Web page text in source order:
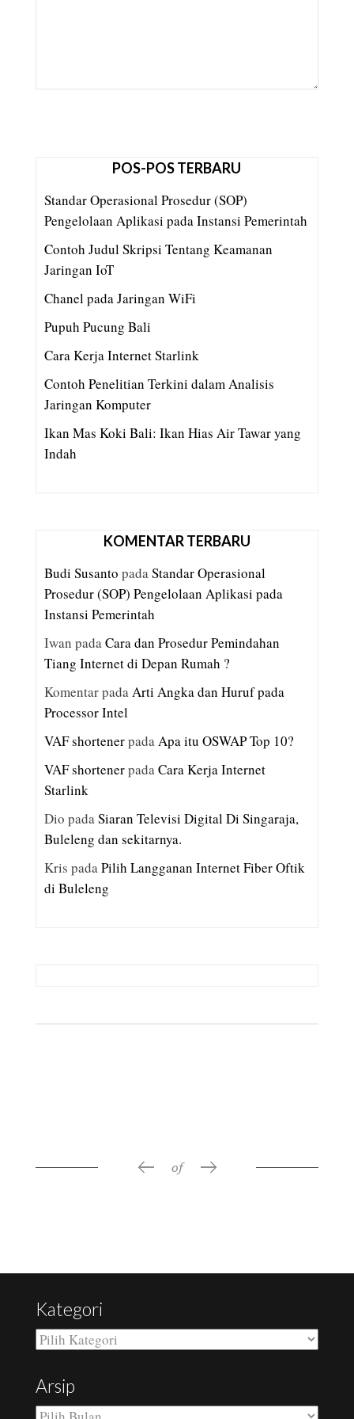
POS-POS TERBARU
Standar Operasional Prosedur (SOP)
Pengelolaan Aplikasi pada Instansi Pemerintah
Contoh Judul Skripsi Tentang Keamanan
Jaringan IoT
Chanel pada Jaringan WiFi
Pupuh Pucung Bali
Cara Kerja Internet Starlink
Contoh Penelitian Terkini dalam Analisis
Jaringan Komputer
Ikan Mas Koki Bali: Ikan Hias Air Tawar yang
Indah
KOMENTAR TERBARU
Budi Susanto padaStandar Operasional
Prosedur (SOP) Pengelolaan Aplikasi pada
Instansi Pemerintah
Iwan padaCara dan Prosedur Pemindahan
Tiang Internet di Depan Rumah ?
KomentarpadaArti Angka dan Huruf pada
Processor Intel
VAF shortenerpadaApa itu OSWAP Top 10?
VAF shortenerpadaCara Kerja Internet
Starlink
Dio padaSiaran Televisi Digital Di Singaraja,
Buleleng dan sekitarnya.
Kris padaPilih Langganan Internet Fiber Oftik
di Buleleng
of
Kategori
Kategori
Arsip